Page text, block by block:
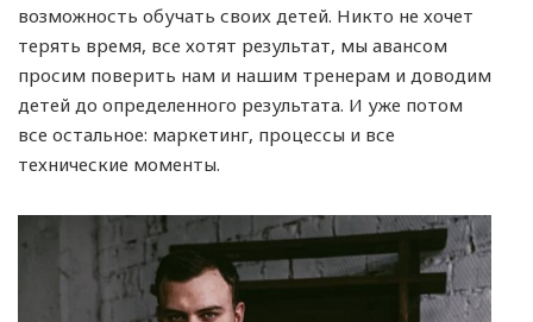
возможность обучать своих детей. Никто не хочет
терять время, все хотят результат, мы авансом
просим поверить нам и нашим тренерам и доводим
детей до определенного результата. И уже потом
все остальное: маркетинг, процессы и все
технические моменты.